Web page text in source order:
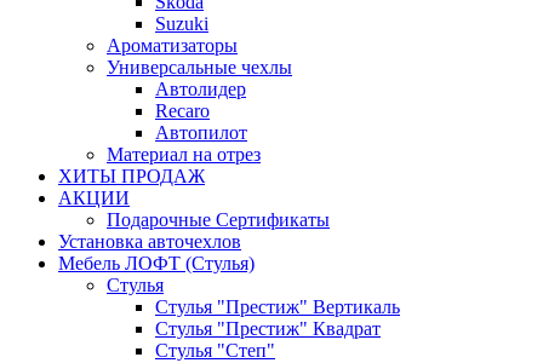
Suzuki
Ароматизаторы
Универсальные чехлы
Автолидер
Recaro
Автопилот
Материал на отрез
ХИТЫ ПРОДАЖ
АКЦИИ
Подарочные Сертификаты
Установка авточехлов
Мебель ЛОФТ (Стулья)
Стулья
Стулья "Престиж" Вертикаль
Стулья "Престиж" Квадрат
Стулья "Степ"